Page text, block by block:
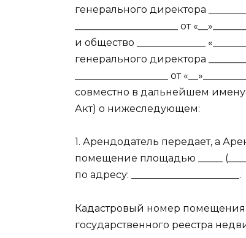
генерального директора
_____________________ от
и общество ______________
генерального директора
___________________ от
совместно в дальнейшем
Акт) о нижеследующем:
1. Арендодатель передает, а
помещение площадью _____
по адресу: ______________________.
Кадастровый номер помещения
государственного реестра